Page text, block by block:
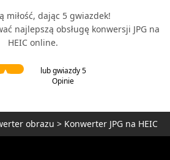
miłość, dając 5 gwiazdek!
najlepszą obsługę konwersji JPG na
HEIC online.
lub gwiazdy 5
Opinie
obrazu > Konwerter JPG na HEIC